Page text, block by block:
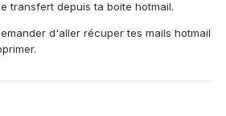
transfert depuis ta boite hotmail.
d'aller récuper tes mails hotmail